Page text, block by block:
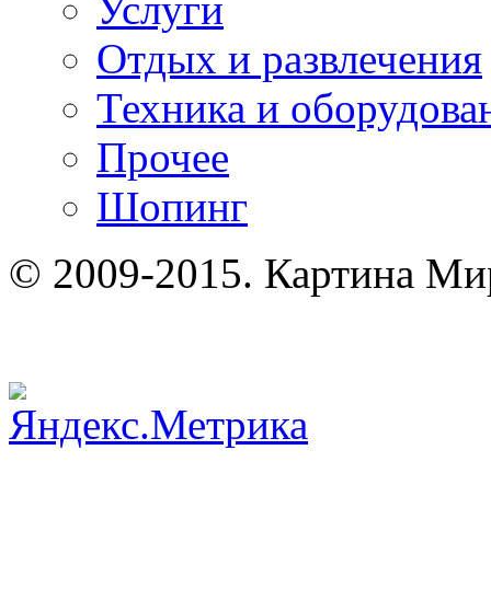
Отдых и развлечения
Техника и
Прочее
Шопинг
© 2009-2015. Картина